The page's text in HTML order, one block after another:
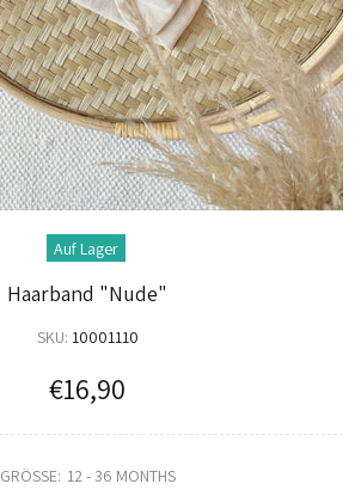
Auf Lager
Haarband "Nude"
SKU: 10001110
€16,90
GRÖSSE: 12 - 36 MONTHS